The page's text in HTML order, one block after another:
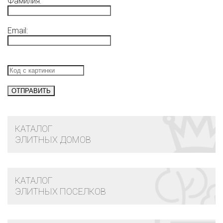
Email:
КАТАЛОГ
ЭЛИТНЫХ ДОМОВ
КАТАЛОГ
ЭЛИТНЫХ ПОСЕЛКОВ